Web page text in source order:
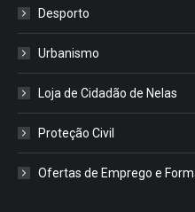
Desporto
Urbanismo
Loja de Cidadão de Nelas
Proteção Civil
Ofertas de Emprego e